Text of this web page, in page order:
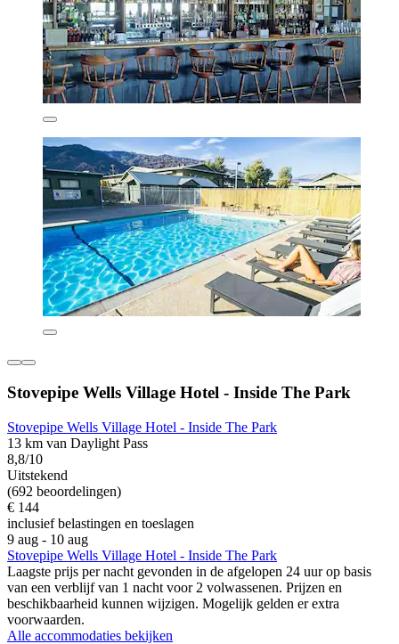
Stovepipe Wells Village Hotel - Inside The Park
Stovepipe Wells Village Hotel - Inside The Park
13 km van Daylight Pass
8,8/10
Uitstekend
(692 beoordelingen)
€ 144
inclusief belastingen en toeslagen
9 aug - 10 aug
Stovepipe Wells Village Hotel - Inside The Park
Laagste prijs per nacht gevonden in de afgelopen 24 uur op basis
van een verblijf van 1 nacht voor 2 volwassenen. Prijzen en
beschikbaarheid kunnen wijzigen. Mogelijk gelden er extra
voorwaarden.
Alle accommodaties bekijken